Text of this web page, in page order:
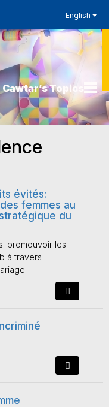
English
Cawtar’s Topics
évités:
femmes au
du
promouvoir les
à travers